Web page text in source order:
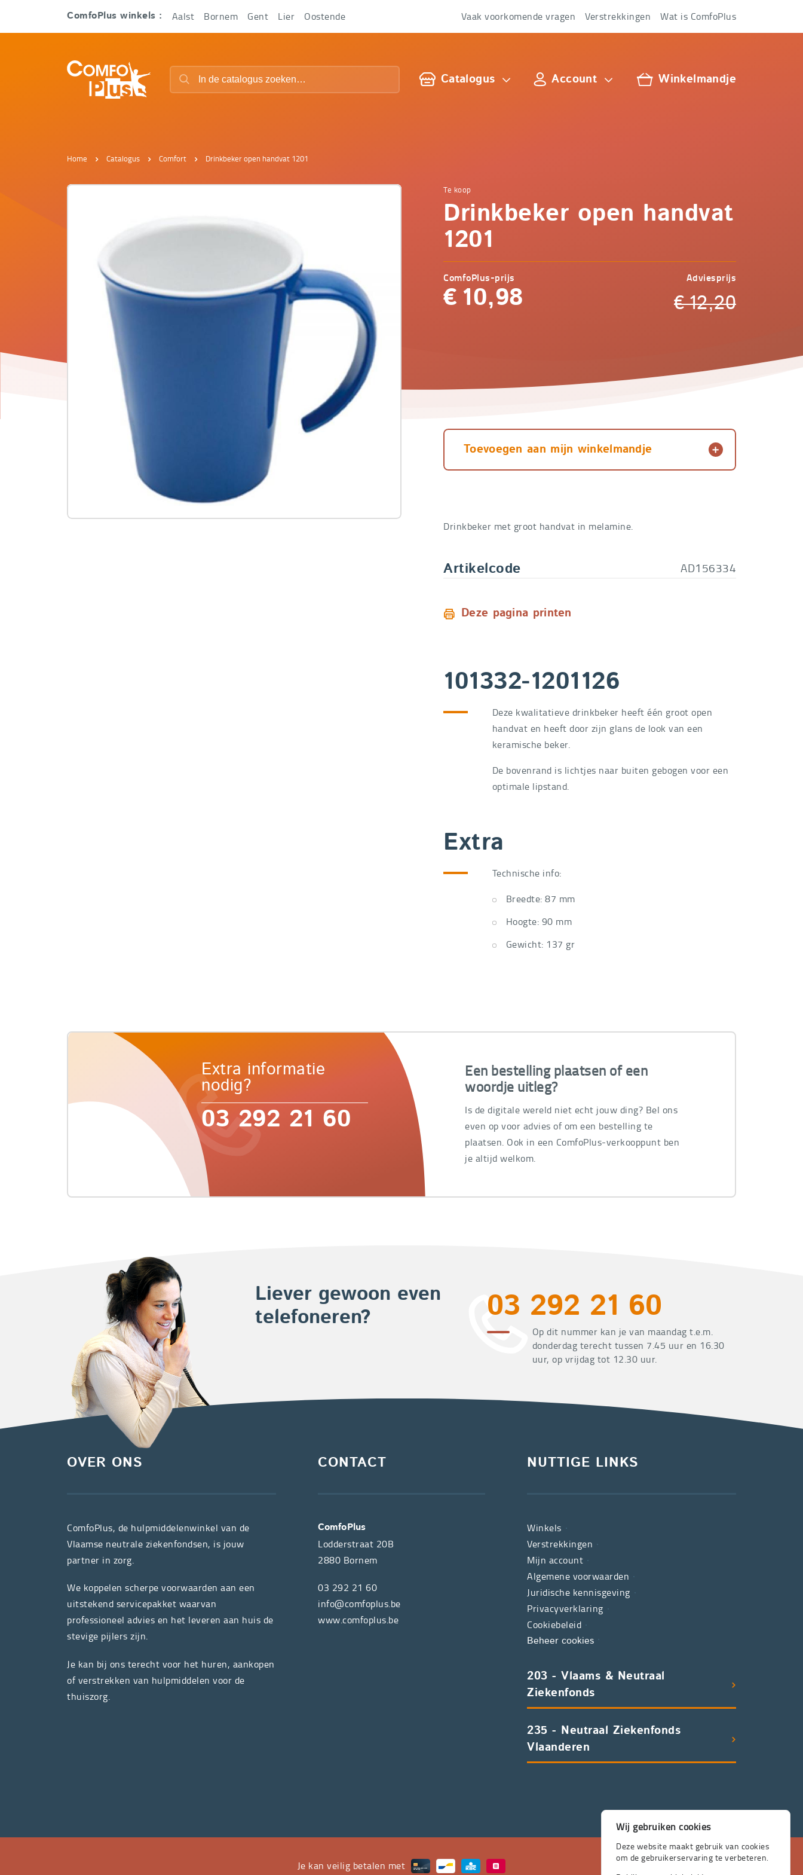
Home Catalogus Comfort Drinkbeker open handvat 1201
Comfoplus
-
Te koop
Drinkbeker open handvat
1201
ComfoPlus-prijs
€ 10,98
Adviesprijs
€12,20
ComfoPlus winkels : Aalst Bornem Gent Lier Oostende
Over
Vaak voorkomende vragen Verstrekkingen Wat is ComfoPlus
ComfoPlus
Homepagina
Zoeken
Zoeken
Catalogus Account Winkelmandje
Product
informatie
Drinkbeker
Toevoegen aan mijn winkelmandje
Drinkbeker met groot handvat in melamine.
Artikelcode AD156334
Deze pagina printen
101332-1201126
Deze kwalitatieve drinkbeker heeft één groot open
handvat en heeft door zijn glans de look van een
keramische beker.
De bovenrand is lichtjes naar buiten gebogen voor een
optimale lipstand.
Extra
Technische info:
Breedte: 87 mm
Hoogte: 90 mm
Gewicht: 137 gr
Extra informatie
nodig?
03 292 21 60
Een bestelling plaatsen of een
woordje uitleg?
Is de digitale wereld niet echt jouw ding? Bel ons
even op voor advies of om een bestelling te
plaatsen. Ook in een ComfoPlus-verkooppunt ben
je altijd welkom.
Liever gewoon even
telefoneren?
03 292 21 60
Op dit nummer kan je van maandag t.e.m.
donderdag terecht tussen 7.45 uur en 16.30
uur, op vrijdag tot 12.30 uur.
OVER ONS
ComfoPlus, de hulpmiddelenwinkel van de
Vlaamse neutrale ziekenfondsen, is jouw
partner in zorg.
We koppelen scherpe voorwaarden aan een
uitstekend servicepakket waarvan
professioneel advies en het leveren aan huis de
stevige pijlers zijn.
Je kan bij ons terecht voor het huren, aankopen
of verstrekken van hulpmiddelen voor de
thuiszorg.
CONTACT
ComfoPlus
Lodderstraat 20B
2880 Bornem
03 292 21 60
info@comfoplus.be
www.comfoplus.be
NUTTIGE LINKS
Winkels
Verstrekkingen
Mijn account
Algemene voorwaarden
Juridische kennisgeving
Privacyverklaring
Cookiebeleid
Beheer cookies
203 - Vlaams & Neutraal
Ziekenfonds
235 - Neutraal Ziekenfonds
Vlaanderen
Je kan veilig betalen met
Wij gebruiken cookies
Deze website maakt gebruik van cookies
om de gebruikerservaring te verbeteren.